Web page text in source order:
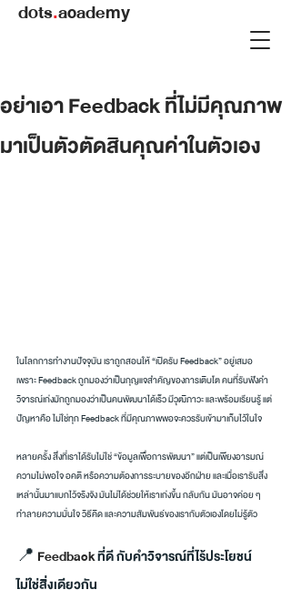
dots.academy
อย่าเอา Feedback ที่ไม่มีคุณภาพ
มาเป็นตัวตัดสินคุณค่าในตัวเอง
ในโลกการทำงานปัจจุบัน เราถูกสอนให้ “เปิดรับ Feedback” อยู่เสมอ
เพราะ Feedback ถูกมองว่าเป็นกุญแจสำคัญของการเติบโต คนที่รับฟังคำ
วิจารณ์เก่งมักถูกมองว่าเป็นคนพัฒนาได้เร็ว มีวุฒิภาวะ และพร้อมเรียนรู้ แต่
ปัญหาคือ ไม่ใช่ทุก Feedback ที่มีคุณภาพพอจะควรรับเข้ามาเก็บไว้ในใจ
หลายครั้ง สิ่งที่เราได้รับไม่ใช่ “ข้อมูลเพื่อการพัฒนา” แต่เป็นเพียงอารมณ์
ความไม่พอใจ อคติ หรือความต้องการระบายของอีกฝ่าย และเมื่อเรารับสิ่ง
เหล่านั้นมาแบกไว้จริงจัง มันไม่ได้ช่วยให้เราเก่งขึ้น กลับกัน มันอาจค่อย ๆ
ทำลายความมั่นใจ วิธีคิด และความสัมพันธ์ของเรากับตัวเองโดยไม่รู้ตัว
📍 Feedback ที่ดี กับคำวิจารณ์ที่ไร้ประโยชน์
ไม่ใช่สิ่งเดียวกัน